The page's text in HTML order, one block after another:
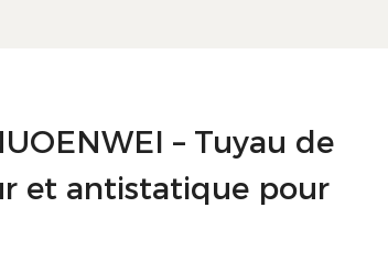
– Tuyau de
et antistatique pour